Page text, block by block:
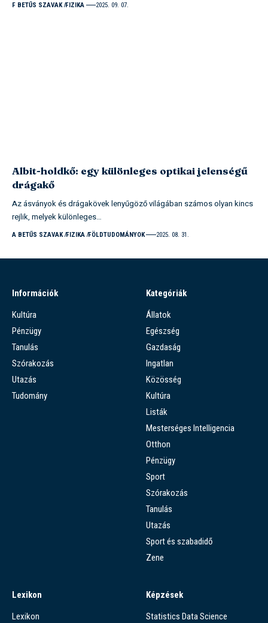
F BETŰS SZAVAK FIZIKA 2025. 09. 07.
Albit-holdkő: egy különleges optikai jelenségű
drágakő
Az ásványok és drágakövek lenyűgöző világában számos olyan kincs
rejlik, melyek különleges…
A BETŰS SZAVAK FIZIKA FÖLDTUDOMÁNYOK 2025. 08. 31.
Információk
Kultúra
Pénzügy
Tanulás
Szórakozás
Utazás
Tudomány
Kategóriák
Állatok
Egészség
Gazdaság
Ingatlan
Közösség
Kultúra
Listák
Mesterséges Intelligencia
Otthon
Pénzügy
Sport
Szórakozás
Tanulás
Utazás
Sport és szabadidő
Zene
Lexikon
Lexikon
Képzések
Statistics Data Science